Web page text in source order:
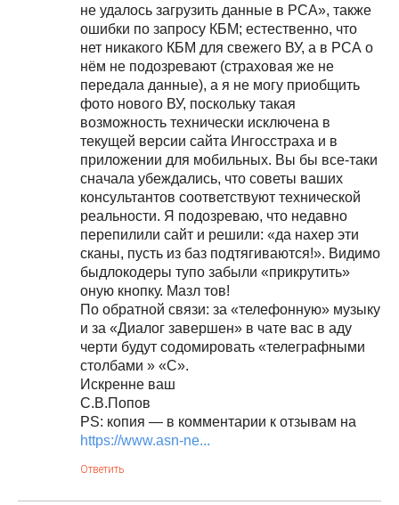
не удалось загрузить данные в РСА», также
ошибки по запросу КБМ; естественно, что
нет никакого КБМ для свежего ВУ, а в РСА о
нём не подозревают (страховая же не
передала данные), а я не могу приобщить
фото нового ВУ, поскольку такая
возможность технически исключена в
текущей версии сайта Ингосстраха и в
приложении для мобильных. Вы бы все-таки
сначала убеждались, что советы ваших
консультантов соответствуют технической
реальности. Я подозреваю, что недавно
перепилили сайт и решили: «да нахер эти
сканы, пусть из баз подтягиваются!». Видимо
быдлокодеры тупо забыли «прикрутить»
оную кнопку. Мазл тов!
По обратной связи: за «телефонную» музыку
и за «Диалог завершен» в чате вас в аду
черти будут содомировать «телеграфными
столбами » «С».
Искренне ваш
С.В.Попов
PS: копия — в комментарии к отзывам на
https://www.asn-ne...
Ответить